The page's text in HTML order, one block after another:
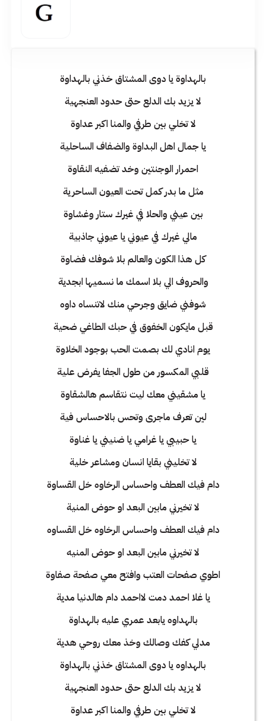
بالهداوة يا دوى المشتاق خذني بالهداوة
لا يزيد بك الدلع حتى حدود العنجهية
لا تخلي بين طرفي والمنا اكبر عداوة
يا جمال اهل البداوة والضفاف الساحلية
احمرار الوجنتين وخد تضفيه النقاوة
مثل ما بدر كمل تحت العيون الساحرية
بين عيني والحلا في غيرك ستار وغشاوة
مالي غيرك في عيوني يا عيوني جاذبية
كل هذا الكون والعالم بلا شوفك فضاوة
والحروف الي بلا اسمك ما نسميها ابجدية
شوفني ضايق وجرحي منك لاتنساه داوه
قبل مايكون الخفوق في حبك الطاغي ضحية
يوم انادي لك بصمت الحب بوجود الخلاوة
قلبي المكسور من طول الجفا يفرض علية
يا مشقيني معك ليت نتقاسم هالشقاوة
لين تعرف ماجرى وتحس بالاحساس فية
يا حبيبي يا غرامي يا ضنيني يا غناوة
لا تخليني بقايا انسان ومشاعر خلية
دام فيك العطف واحساس الرخاوه خل القساوة
لا تخيرني مابين البعد او حوض المنية
دام فيك العطف واحساس الرخاوه خل القساوه
لا تخيرني مابين البعد او حوض المنيه
اطوي صفحات العتب وافتح معي صفحة صفاوة
يا غلا احمد دمت لااحمد دام هالدنيا مدية
بالهداوه يابعد عمري عليه بالهداوة
مدلي كفك وصالك وخذ معك روحي هدية
بالهداوه يا دوى المشتاق خذني بالهداوة
لا يزيد بك الدلع حتى حدود العنجهية
لا تخلي بين طرفي والمنا اكبر عداوة